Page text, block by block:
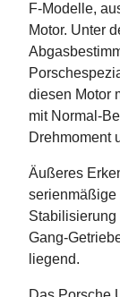
F-Modelle,
Motor. Unter
diesen Motor
mit Normal-
Drehmoment
Äußeres
serienmäßige
Stabilisierung
Gang-
liegend.